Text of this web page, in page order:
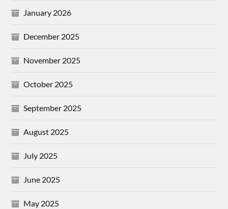
January 2026
December 2025
November 2025
October 2025
September 2025
August 2025
July 2025
June 2025
May 2025